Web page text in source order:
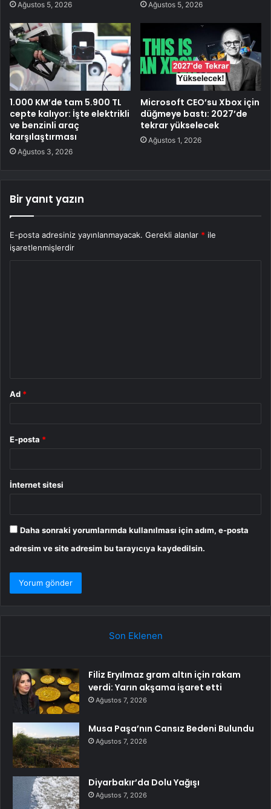
Ağustos 5, 2026 Ağustos 5, 2026
1.000 KM’de tam 5.900 TL
cepte kalıyor: İşte elektrikli
ve benzinli araç
karşılaştırması
Ağustos 3, 2026
Microsoft CEO’su Xbox için
düğmeye bastı: 2027’de
tekrar yükselecek
Ağustos 1, 2026
Bir yanıt yazın
E-posta adresiniz yayınlanmayacak. Gerekli alanlar * ile
işaretlenmişlerdir
Ad *
E-posta *
İnternet sitesi
Daha sonraki yorumlarımda kullanılması için adım, e-posta
adresim ve site adresim bu tarayıcıya kaydedilsin.
Son Eklenen
Filiz Eryılmaz gram altın için rakam
verdi: Yarın akşama işaret etti
Ağustos 7, 2026
Musa Paşa’nın Cansız Bedeni Bulundu
Ağustos 7, 2026
Diyarbakır’da Dolu Yağışı
Ağustos 7, 2026